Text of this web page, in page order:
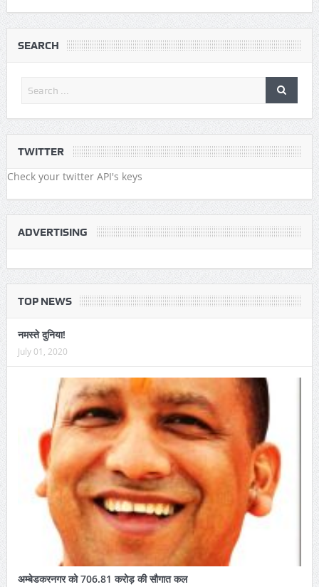
SEARCH
TWITTER
Check your twitter API's keys
ADVERTISING
TOP NEWS
नमस्ते दुनिया!
July 01, 2020
अम्बेडकरनगर को 706.81 करोड़ की सौगात कल